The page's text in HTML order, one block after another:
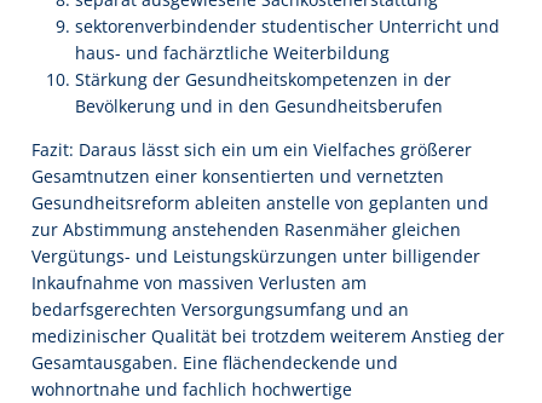
sektorenverbindender studentischer Unterricht und
haus- und fachärztliche Weiterbildung
Stärkung der Gesundheitskompetenzen in der
Bevölkerung und in den Gesundheitsberufen
Fazit: Daraus lässt sich ein um ein Vielfaches größerer
Gesamtnutzen einer konsentierten und vernetzten
Gesundheitsreform ableiten anstelle von geplanten und
zur Abstimmung anstehenden Rasenmäher gleichen
Vergütungs- und Leistungskürzungen unter billigender
Inkaufnahme von massiven Verlusten am
bedarfsgerechten Versorgungsumfang und an
medizinischer Qualität bei trotzdem weiterem Anstieg der
Gesamtausgaben. Eine flächendeckende und
wohnortnahe und fachlich hochwertige